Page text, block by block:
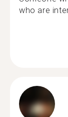
who are